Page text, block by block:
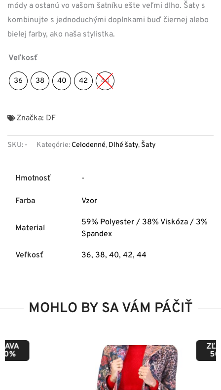
módy a ostanú vo vašom šatníku ešte veľmi dlho. Šaty s
kombinujte s jednoduchými doplnkami buď čiernej alebo
bielej farby, ako naša stylistka.
Veľkosť
36 38 40 42 44
Značka: DF
SKU: - Kategórie: Celodenné, Dlhé šaty, Šaty
Hmotnosť -
Farba Vzor
Material
59% Polyester / 38% Viskóza / 3%
Spandex
Veľkosť 36, 38, 40, 42, 44
MOHLO BY SA VÁM PÁČIŤ